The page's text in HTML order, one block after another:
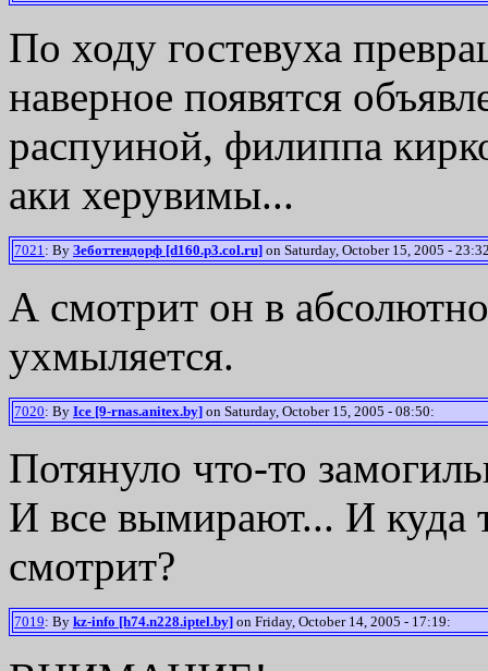
По ходу гостевуха
наверное появятся
распуиной, филиппа
аки херувимы...
7021: By Зеботтендорф [d160.p3.col.ru] on Saturday, October 15, 2005 -
А смотрит он в
ухмыляется.
7020: By Ice [9-rnas.anitex.by] on Saturday, October 15, 2005 - 08:50:
Потянуло что-то
И все вымирают... И куда
смотрит?
7019: By kz-info [h74.n228.iptel.by] on Friday, October 14, 2005 - 17:19: